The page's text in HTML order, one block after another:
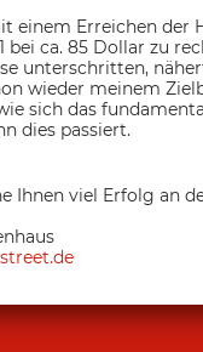
einem Erreichen der
bei ca. 85 Dollar zu
unterschritten,
wieder meinem
sich das
dies passiert.
Ihnen viel Erfolg an